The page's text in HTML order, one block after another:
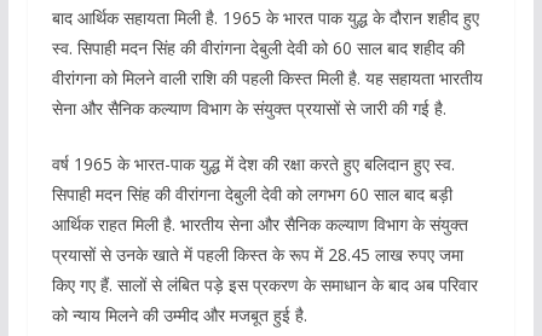
बाद आर्थिक सहायता मिली है. 1965 के भारत पाक युद्ध के दौरान शहीद हुए
स्व. सिपाही मदन सिंह की वीरांगना देबुली देवी को 60 साल बाद शहीद की
वीरांगना को मिलने वाली राशि की पहली किस्त मिली है. यह सहायता भारतीय
सेना और सैनिक कल्याण विभाग के संयुक्त प्रयासों से जारी की गई है.
वर्ष 1965 के भारत-पाक युद्ध में देश की रक्षा करते हुए बलिदान हुए स्व.
सिपाही मदन सिंह की वीरांगना देबुली देवी को लगभग 60 साल बाद बड़ी
आर्थिक राहत मिली है. भारतीय सेना और सैनिक कल्याण विभाग के संयुक्त
प्रयासों से उनके खाते में पहली किस्त के रूप में 28.45 लाख रुपए जमा
किए गए हैं. सालों से लंबित पड़े इस प्रकरण के समाधान के बाद अब परिवार
को न्याय मिलने की उम्मीद और मजबूत हुई है.